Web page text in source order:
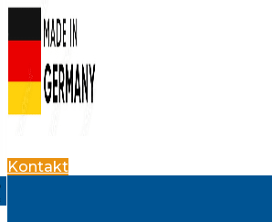
Kontakt